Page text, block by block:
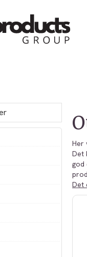
Her
Det
god
Det